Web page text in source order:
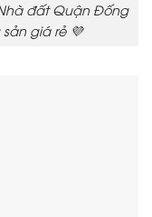
đất Quận Đống
giá rẻ 💜